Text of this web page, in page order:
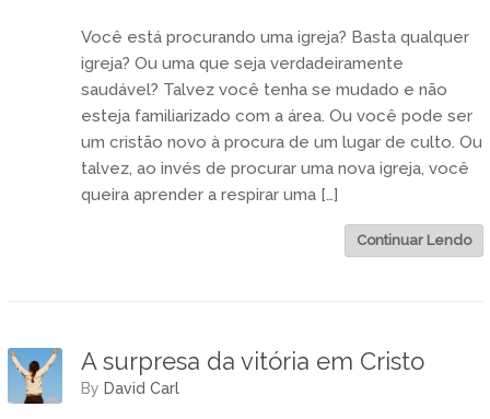
Você está procurando uma igreja? Basta qualquer
igreja? Ou uma que seja verdadeiramente
saudável? Talvez você tenha se mudado e não
esteja familiarizado com a área. Ou você pode ser
um cristão novo à procura de um lugar de culto. Ou
talvez, ao invés de procurar uma nova igreja, você
queira aprender a respirar uma […]
Continuar Lendo
A surpresa da vitória em Cristo
by David Carl